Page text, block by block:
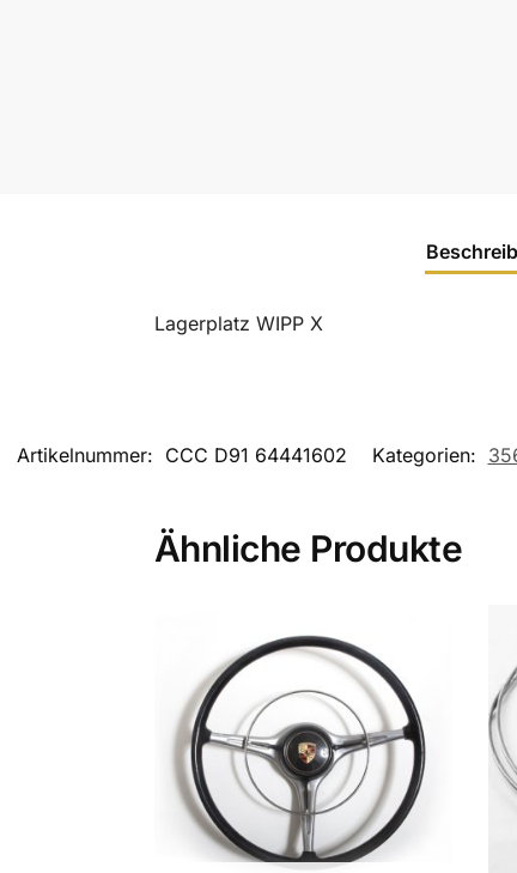
Lagerplatz WIPP X
Artikelnummer: CCC D91 64441602 Kategorien:
Ähnliche Produkte